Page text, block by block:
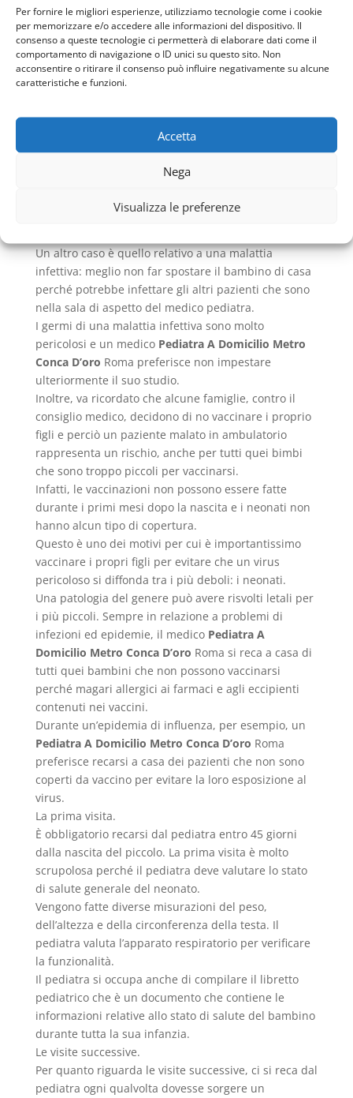
Per fornire le migliori esperienze, utilizziamo tecnologie come i cookie
per memorizzare e/o accedere alle informazioni del dispositivo. Il
consenso a queste tecnologie ci permetterà di elaborare dati come il
comportamento di navigazione o ID unici su questo sito. Non
acconsentire o ritirare il consenso può influire negativamente su alcune
caratteristiche e funzioni.
Accetta
Nega
Visualizza le preferenze
A domicilio.
Ci sono alcuni casi in cui non è necessario recarsi
presso l’ambulatorio per vedere il dottore, ma il
Pediatra A Domicilio Metro Conca D’oroRoma si
reca direttamente dal suo piccolo paziente a casa
Roma possono essere diversi. Il
non si potesse muovere a causa di un trauma o una
patologia di carattere cronico che costringe il piccolo
a letto, magari attaccato a diversi macchinari
Un altro caso è quello relativo a una malattia
infettiva: meglio non far spostare il bambino di casa
perché potrebbe infettare gli altri pazienti che sono
nella sala di aspetto del medico pediatra.
I germi di una malattia infettiva sono molto
pericolosi e un medico Pediatra A Domicilio Metro
Conca D’oro Roma preferisce non impestare
ulteriormente il suo studio.
Inoltre, va ricordato che alcune famiglie, contro il
consiglio medico, decidono di no vaccinare i proprio
figli e perciò un paziente malato in ambulatorio
rappresenta un rischio, anche per tutti quei bimbi
che sono troppo piccoli per vaccinarsi.
Infatti, le vaccinazioni non possono essere fatte
durante i primi mesi dopo la nascita e i neonati non
hanno alcun tipo di copertura.
Questo è uno dei motivi per cui è importantissimo
vaccinare i propri figli per evitare che un virus
pericoloso si diffonda tra i più deboli: i neonati.
Una patologia del genere può avere risvolti letali per
i più piccoli. Sempre in relazione a problemi di
infezioni ed epidemie, il medico Pediatra A
Domicilio Metro Conca D’oro Roma si reca a casa di
tutti quei bambini che non possono vaccinarsi
perché magari allergici ai farmaci e agli eccipienti
contenuti nei vaccini.
Durante un’epidemia di influenza, per esempio, un
Pediatra A Domicilio Metro Conca D’oro Roma
preferisce recarsi a casa dei pazienti che non sono
coperti da vaccino per evitare la loro esposizione al
virus.
La prima visita.
È obbligatorio recarsi dal pediatra entro 45 giorni
dalla nascita del piccolo. La prima visita è molto
scrupolosa perché il pediatra deve valutare lo stato
di salute generale del neonato.
Vengono fatte diverse misurazioni del peso,
dell’altezza e della circonferenza della testa. Il
pediatra valuta l’apparato respiratorio per verificare
la funzionalità.
Il pediatra si occupa anche di compilare il libretto
pediatrico che è un documento che contiene le
informazioni relative allo stato di salute del bambino
durante tutta la sua infanzia.
Le visite successive.
Per quanto riguarda le visite successive, ci si reca dal
pediatra ogni qualvolta dovesse sorgere un